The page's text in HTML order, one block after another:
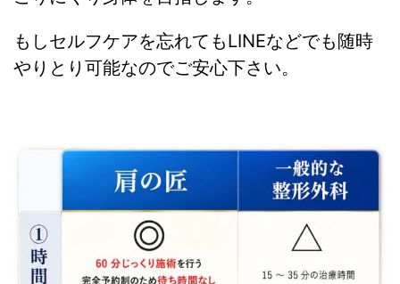
もしセルフケアを忘れてもLINEなどでも随時
やりとり可能なのでご安心下さい。